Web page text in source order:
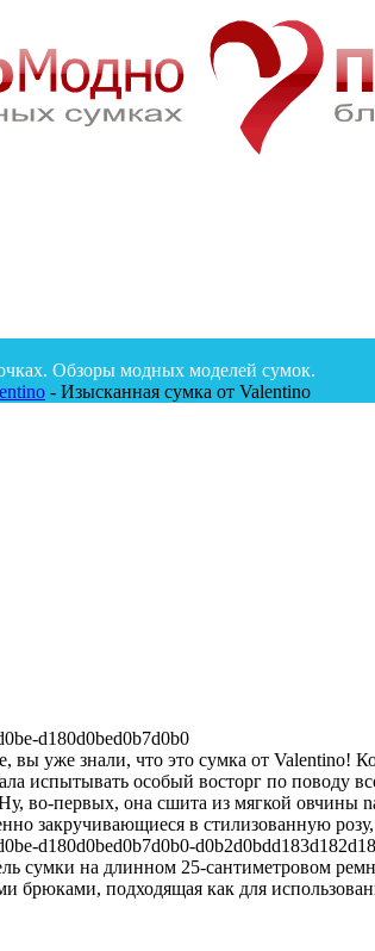
Обзоры модных моделей сумок.
- Изысканная сумка от Valentino
вы уже знали, что это сумка от Valentino!
испытывать особый восторг по поводу
Ну, во-первых, она сшита из мягкой
закручивающиеся в стилизованную
сумки на длинном 25-сантиметровом
брюками, подходящая как для